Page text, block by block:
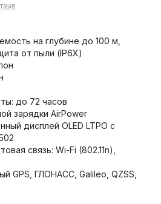
на глубине до 100 м,
от пыли (IP6X)
до 72 часов
зарядки AirPower
дисплей OLED LTPO с
связь: Wi-Fi (802.11n),
GPS, ГЛОНАСС, Galileo, QZSS,